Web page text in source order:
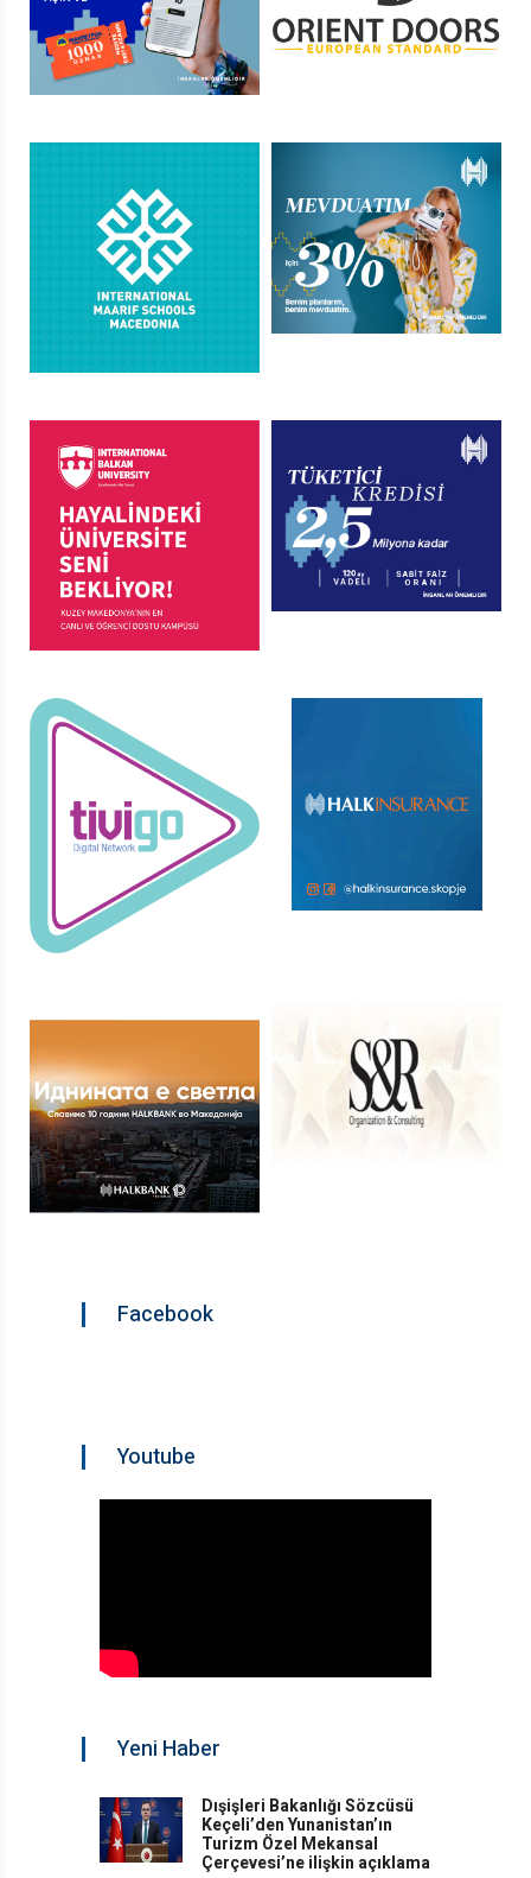
Facebook
Youtube
Yeni Haber
Dışişleri Bakanlığı Sözcüsü
Keçeli’den Yunanistan’ın
Turizm Özel Mekansal
Çerçevesi’ne ilişkin açıklama